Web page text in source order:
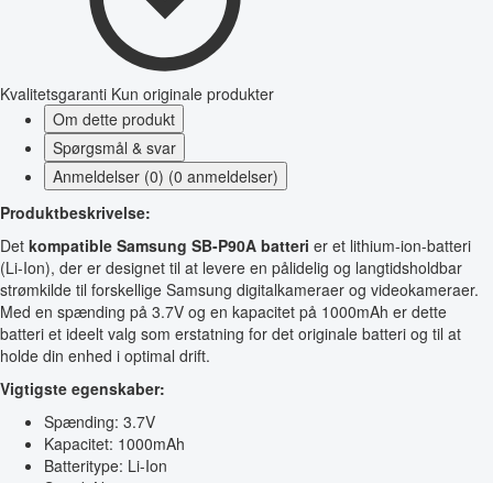
Kvalitetsgaranti Kun originale produkter
Om dette produkt
Spørgsmål & svar
Anmeldelser (0) (0 anmeldelser)
Produktbeskrivelse:
Det kompatible Samsung SB-P90A batteri er et lithium-ion-batteri
(Li-Ion), der er designet til at levere en pålidelig og langtidsholdbar
strømkilde til forskellige Samsung digitalkameraer og videokameraer.
Med en spænding på 3.7V og en kapacitet på 1000mAh er dette
batteri et ideelt valg som erstatning for det originale batteri og til at
holde din enhed i optimal drift.
Vigtigste egenskaber:
Spænding: 3.7V
Kapacitet: 1000mAh
Batteritype: Li-Ion